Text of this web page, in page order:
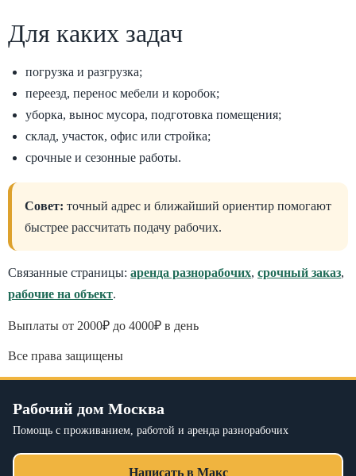
Для каких задач
погрузка и разгрузка;
переезд, перенос мебели и коробок;
уборка, вынос мусора, подготовка помещения;
склад, участок, офис или стройка;
срочные и сезонные работы.
Совет: точный адрес и ближайший ориентир помогают
быстрее рассчитать подачу рабочих.
Связанные страницы: аренда разнорабочих, срочный заказ,
рабочие на объект.
Выплаты от 2000₽ до 4000₽ в день
Все права защищены
Рабочий дом Москва
Помощь с проживанием, работой и аренда разнорабочих
Написать в Макс